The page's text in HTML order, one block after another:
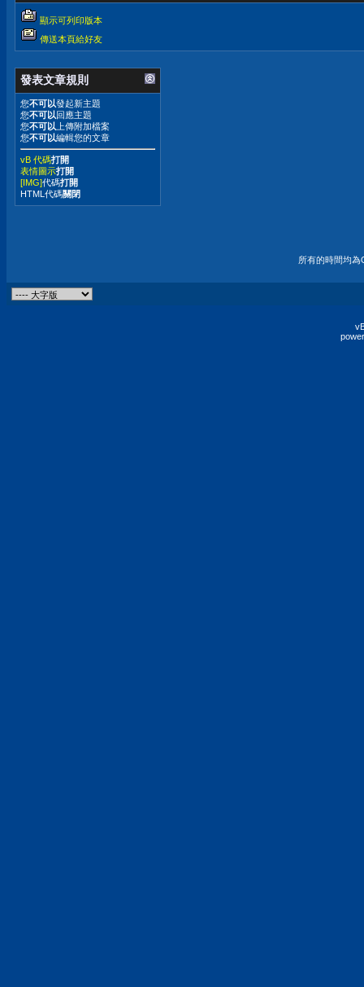
顯示可列印版本
傳送本頁給好友
發表文章規則
您不可以發起新主題
您不可以回應主題
您不可以 上傳附加檔案
您不可以編輯您的文章
vB 代碼打開
表情圖示打開
[IMG]代碼打開
HTML代碼關閉
所有的時間均為